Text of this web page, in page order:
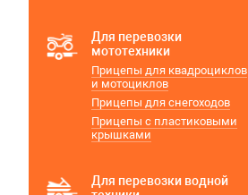
Для перевозки
мототехники
Прицепы для квадроциклов
и мотоциклов
Прицепы для снегоходов
Прицепы с пластиковыми
крышками
Для перевозки водной